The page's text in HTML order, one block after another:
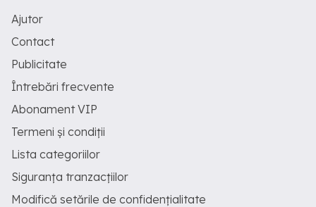
Ajutor
Contact
Publicitate
Întrebări frecvente
Abonament VIP
Termeni și condiții
Lista categoriilor
Siguranța tranzacțiilor
Modifică setările de confidențialitate